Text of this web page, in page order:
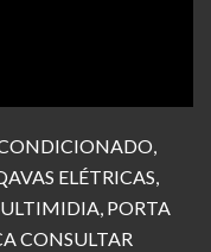
ELÉTRICAS,
PORTA
CONSULTAR